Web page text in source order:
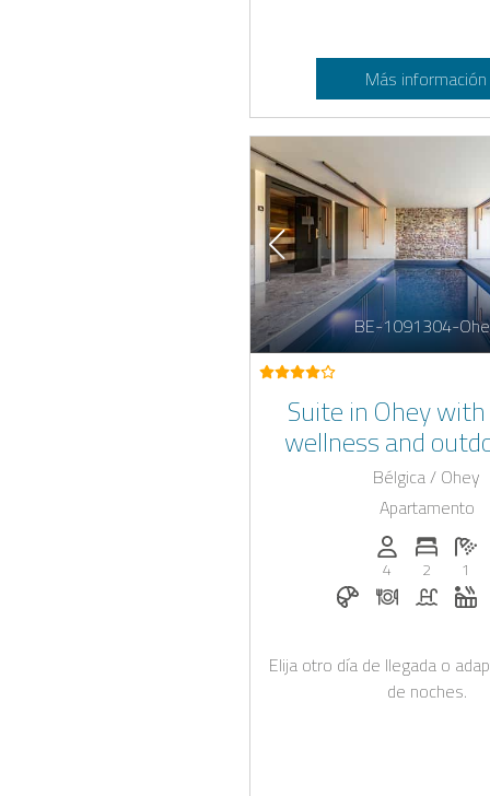
Más información
BE-1091304-
Suite in Ohey
wellness and
Bélgica / Ohey
Apartamento
Personas
4
Numero
2
1
Desayuno bajo
Cena bajo
Piscina
Elija otro día de llegada o
de noches.